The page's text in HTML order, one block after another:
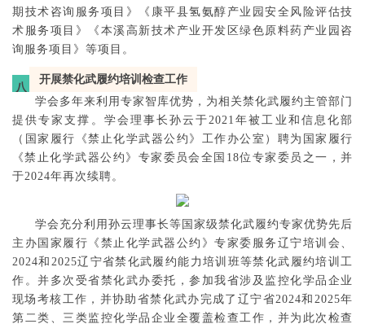
期技术咨询服务项目》《康平县氢氨醇产业园安全风险评估技
术服务项目》《本溪高新技术产业开发区绿色原料药产业园咨
询服务项目》等项目。
八
开展禁化武履约培训检查工作
学会多年来利用专家智库优势，为相关禁化武履约主管部门
提供专家支撑。学会理事长孙云于2021年被工业和信息化部
（国家履行《禁止化学武器公约》工作办公室）聘为国家履行
《禁止化学武器公约》专家委员会全国18位专家委员之一，并
于2024年再次续聘。
学会充分利用孙云理事长等国家级禁化武履约专家优势先后
主办国家履行《禁止化学武器公约》专家委服务辽宁培训会、
2024和2025辽宁省禁化武履约能力培训班等禁化武履约培训工
作。并多次受省禁化武办委托，参加我省涉及监控化学品企业
现场考核工作，并协助省禁化武办完成了辽宁省2024和2025年
第二类、三类监控化学品企业全覆盖检查工作，并为此次检查